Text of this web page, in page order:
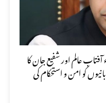
عالم اور شفیع جان کا
کو امن و استحکام کی